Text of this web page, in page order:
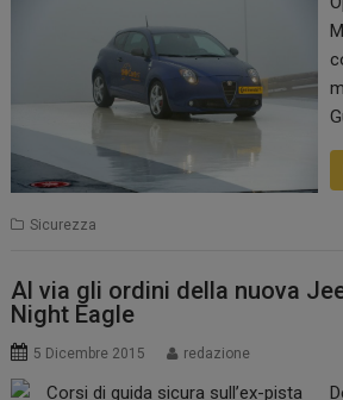
Sicurezza
Al via gli ordini della nuova
Night Eagle
5 Dicembre 2015 redazione